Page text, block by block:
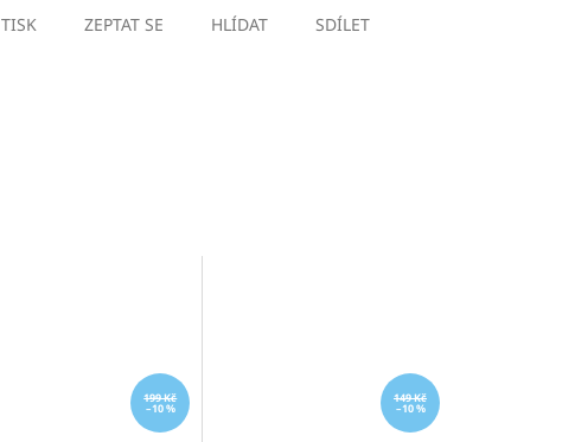
TISK ZEPTAT SE HLÍDAT SDÍLET
199 Kč
–10 %
149 Kč
–10 %